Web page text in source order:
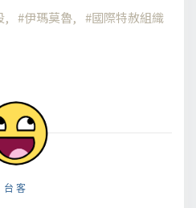
伊瑪莫魯 國際特赦組織
台客